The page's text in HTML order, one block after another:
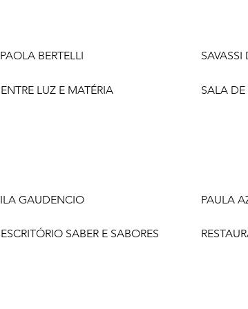
PAOLA BERTELLI SAVASSI
ENTRE LUZ E MATÉRIA
ILA GAUDENCIO
SALA
PAULA
ESCRITÓRIO SABER E SABORES